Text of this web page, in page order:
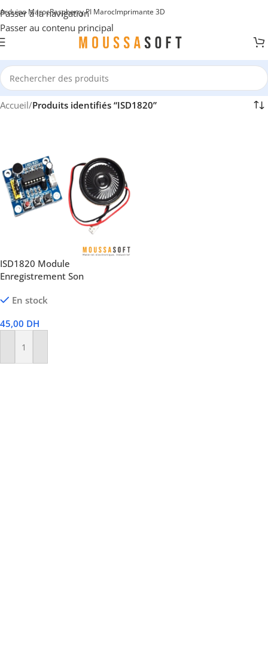
Passer à la navigation
Passer au contenu principal
Arduino MarocRaspberry PI MarocImprimante 3D
Accueil/Produits identifiés “ISD1820”
ISD1820 Module
Enregistrement Son
En stock
45,00 DH
Ajouter Au Panier